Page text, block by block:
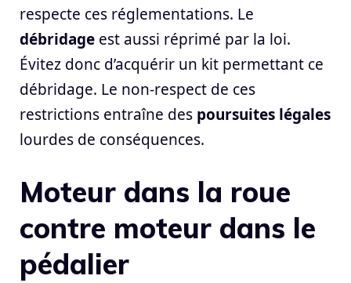
respecte ces réglementations. Le
débridage est aussi réprimé par la loi.
Évitez donc d’acquérir un kit permettant ce
débridage. Le non-respect de ces
restrictions entraîne des poursuites légales
lourdes de conséquences.
Moteur dans la roue
contre moteur dans le
pédalier